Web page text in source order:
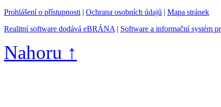
Prohlášení o přístupnosti | Ochrana osobních údajů | Mapa stránek
Realitní software dodává eBRÁNA | Software a informační systém
Nahoru ↑